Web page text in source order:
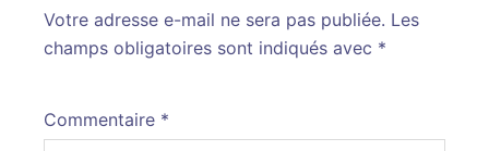
Votre adresse e-mail ne sera pas publiée. Les
champs obligatoires sont indiqués avec *
Commentaire *
Alternative: